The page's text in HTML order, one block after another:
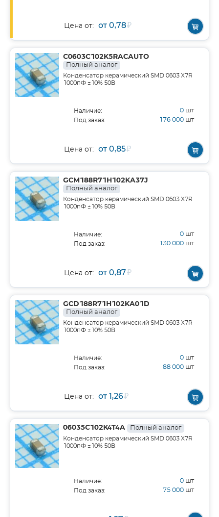
Цена от: от 0,78₽
C0603C102K5RACAUTO
Полный аналог
Конденсатор керамический SMD 0603 X7R
1000пФ ±10% 50В
Наличие: 0 шт
Под заказ: 176 000 шт
Цена от: от 0,85₽
GCM188R71H102KA37J
Полный аналог
Конденсатор керамический SMD 0603 X7R
1000пФ ±10% 50В
Наличие: 0 шт
Под заказ: 130 000 шт
Цена от: от 0,87₽
GCD188R71H102KA01D
Полный аналог
Конденсатор керамический SMD 0603 X7R
1000пФ ±10% 50В
Наличие: 0 шт
Под заказ: 88 000 шт
Цена от: от 1,26₽
06035C102K4T4A Полный аналог
Конденсатор керамический SMD 0603 X7R
1000пФ ±10% 50В
Наличие: 0 шт
Под заказ: 75 000 шт